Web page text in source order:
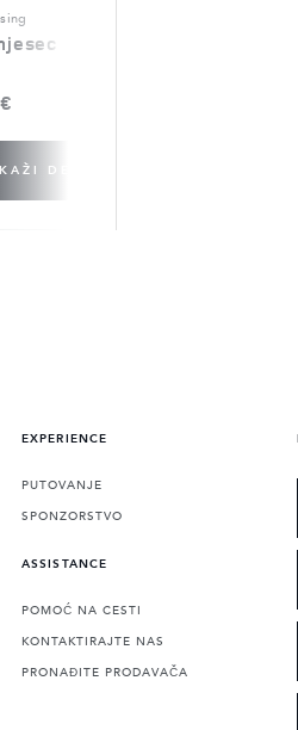
DETALJE
EXPERIENCE
PUTOVANJE
SPONZORSTVO
ASSISTANCE
POMOĆ NA CESTI
KONTAKTIRAJTE NAS
PRONAĐITE PRODAVAČA